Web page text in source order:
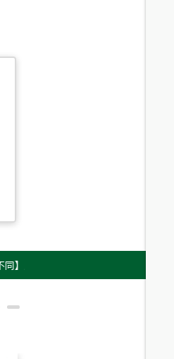
力，讓升職免抽號碼牌！最新雇主品